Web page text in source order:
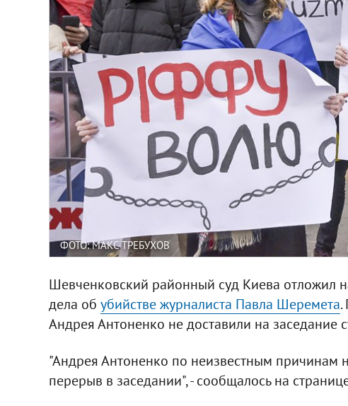
ФОТО: МАКС ТРЕБУХОВ
Шевченковский районный суд Киева отложил
дела об убийстве журналиста Павла Шеремета.
Андрея Антоненко не доставили на заседание
"Андрея Антоненко по неизвестным причинам
перерыв в заседании", - сообщалось на